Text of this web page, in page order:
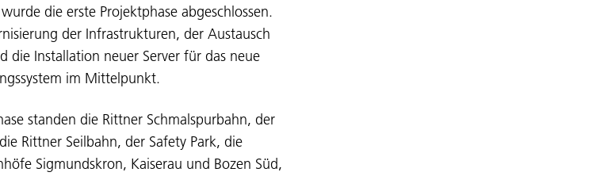
die erste Projektphase abgeschlossen.
der Infrastrukturen, der Austausch
die Installation neuer Server für das neue
im Mittelpunkt.
standen die Rittner Schmalspurbahn, der
Rittner Seilbahn, der Safety Park, die
Sigmundskron, Kaiserau und Bozen Süd,